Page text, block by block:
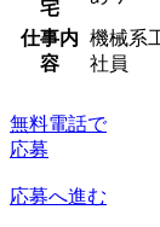
宅
仕事内
容
機械系
社員
無料電話で
応募
応募へ進む